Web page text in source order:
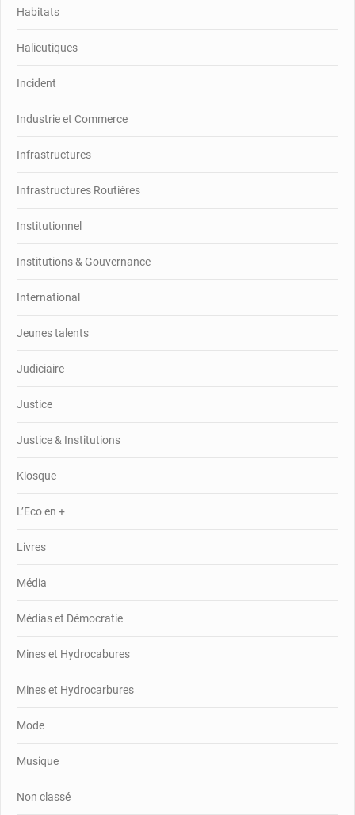
Habitats
Halieutiques
Incident
Industrie et Commerce
Infrastructures
Infrastructures Routières
Institutionnel
Institutions & Gouvernance
International
Jeunes talents
Judiciaire
Justice
Justice & Institutions
Kiosque
L’Eco en +
Livres
Média
Médias et Démocratie
Mines et Hydrocabures
Mines et Hydrocarbures
Mode
Musique
Non classé